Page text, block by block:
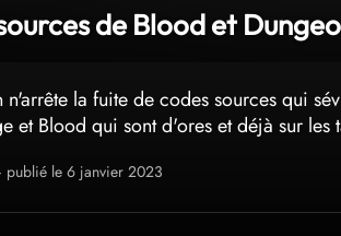
de Blood et
la fuite de codes sources qui
et Blood qui sont d'ores et déjà sur
· publié le 6 janvier 2023